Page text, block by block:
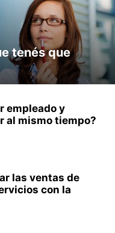
tenés que
empleado y
al mismo tiempo?
las ventas de
con la